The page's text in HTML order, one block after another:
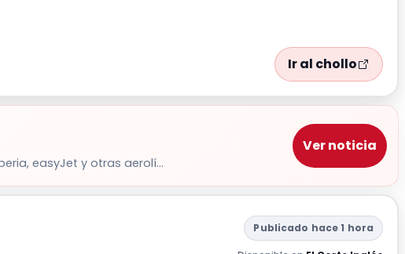
Ir al chollo
easyJet y otras aerolí...
Ver noticia
Publicado hace 1 hora